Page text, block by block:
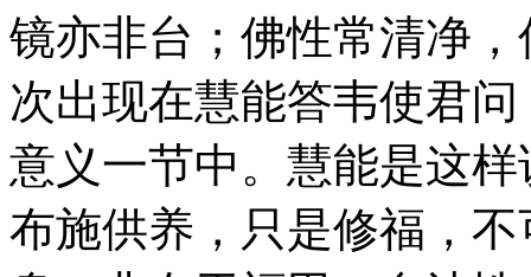
镜亦非台；佛性常清净
次出现在慧能答韦使君
意义一节中。慧能是这
布施供养，只是修福，